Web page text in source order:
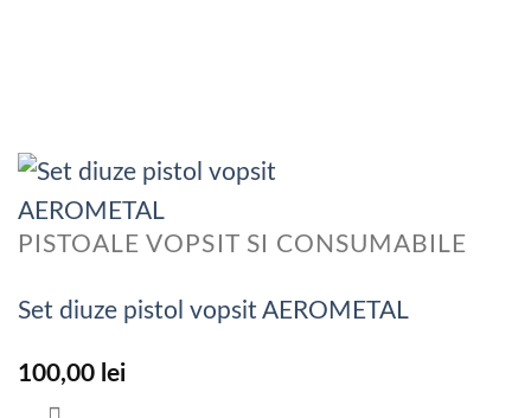
PISTOALE VOPSIT SI CONSUMABILE
Set diuze pistol vopsit AEROMETAL
100,00 lei